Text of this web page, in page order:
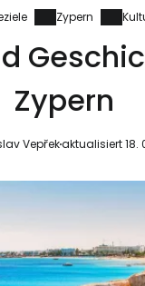
Zypern
Zypern
Vepřekaktualisiert 18.
Reise-Community
Weiter mit Google
Weiter mit
Weiter mit E-Mail